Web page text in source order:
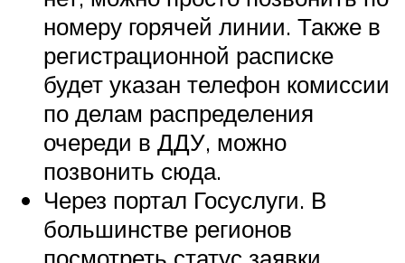
номеру горячей линии. Также в
регистрационной расписке
будет указан телефон комиссии
по делам распределения
очереди в ДДУ, можно
позвонить сюда.
Через портал Госуслуги. В
большинстве регионов